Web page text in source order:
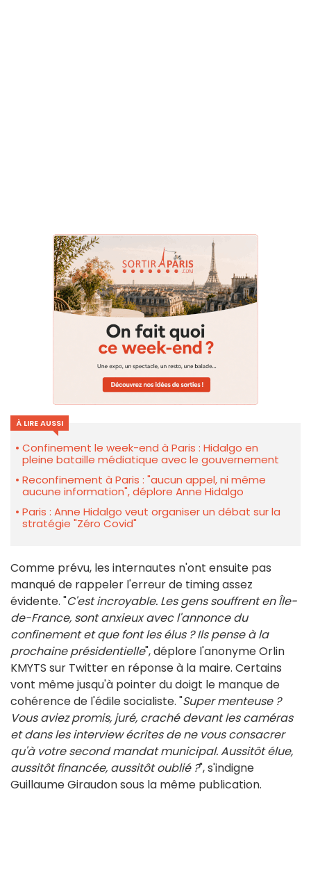
À LIRE AUSSI
Confinement le week-end à Paris : Hidalgo en
pleine bataille médiatique avec le gouvernement
Reconfinement à Paris : "aucun appel, ni même
aucune information", déplore Anne Hidalgo
Paris : Anne Hidalgo veut organiser un débat sur la
stratégie "Zéro Covid"
Comme prévu, les internautes n'ont ensuite pas
manqué de rappeler l'erreur de timing assez
évidente. "C'est incroyable. Les gens souffrent en Île-
de-France, sont anxieux avec l'annonce du
confinement et que font les élus ? Ils pense à la
prochaine présidentielle", déplore l'anonyme Orlin
KMYTS sur Twitter en réponse à la maire. Certains
vont même jusqu'à pointer du doigt le manque de
cohérence de l'édile socialiste. "Super menteuse ?
Vous aviez promis, juré, craché devant les caméras
et dans les interview écrites de ne vous consacrer
qu'à votre second mandat municipal. Aussitôt élue,
aussitôt financée, aussitôt oublié ?", s'indigne
Guillaume Giraudon sous la même publication.